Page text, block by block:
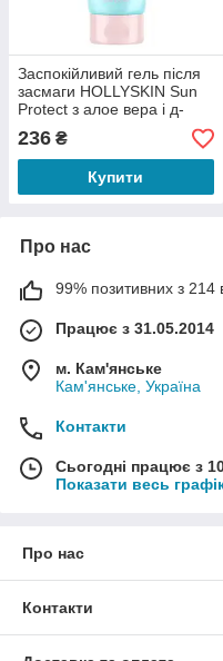
Заспокійливий гель після
засмаги HOLLYSKIN Sun
Protect з алое вера і д-
пантенолом 150 мл
236 ₴
Купити
Про нас
99% позитивних з 214
Працює з 31.05.2014
м. Кам'янське
Кам'янське, Україна
Контакти
Сьогодні працює з
Показати весь
Про нас
Контакти